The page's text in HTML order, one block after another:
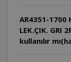
AR4351-1700
LEK.ÇIK. GRI
kullanılır